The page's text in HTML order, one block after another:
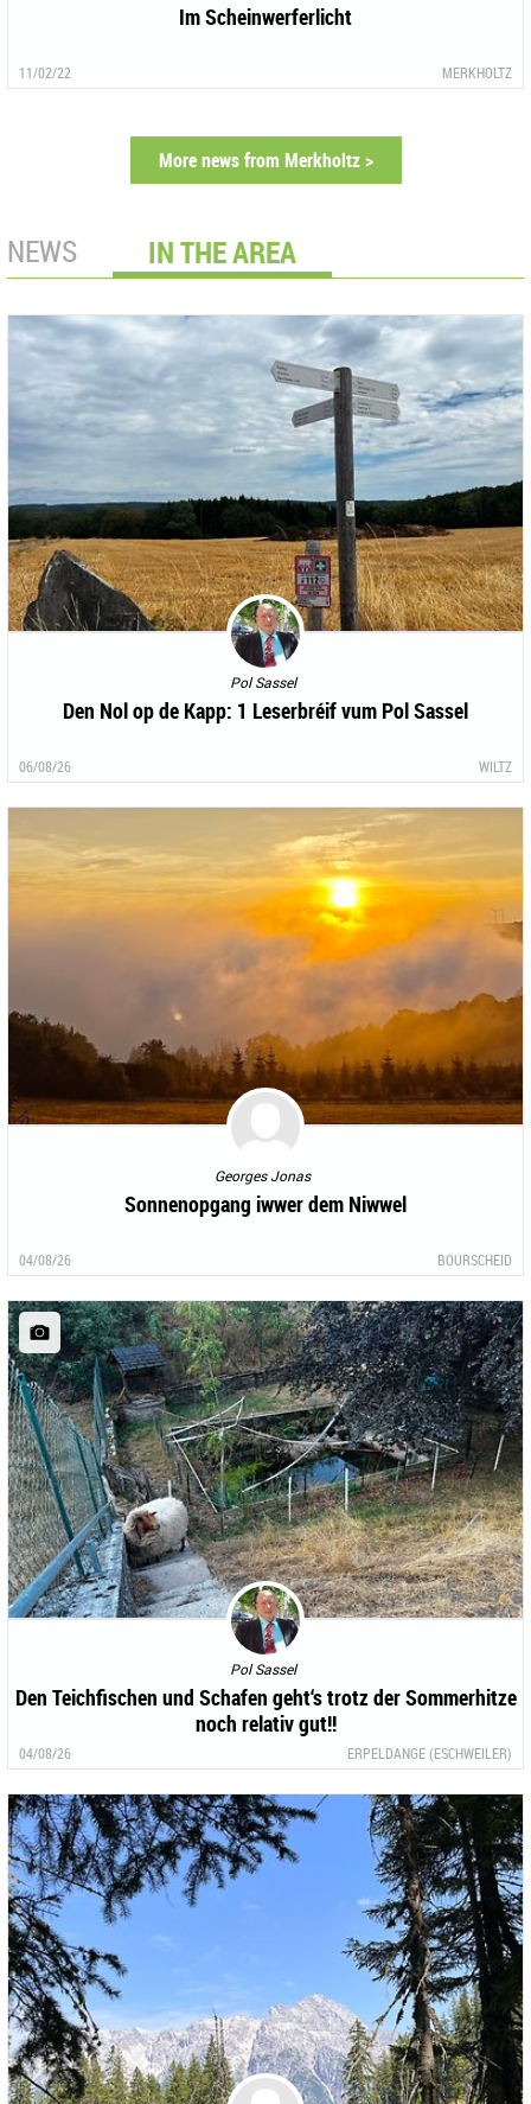
Im Scheinwerferlicht
11/02/22 MERKHOLTZ
More news from Merkholtz >
NEWS IN THE AREA
Pol Sassel
Den Nol op de Kapp: 1 Leserbréif vum Pol Sassel
06/08/26 WILTZ
Georges Jonas
Sonnenopgang iwwer dem Niwwel
04/08/26 BOURSCHEID
Pol Sassel
Den Teichfischen und Schafen geht‘s trotz der Sommerhitze
noch relativ gut!!
04/08/26 ERPELDANGE (ESCHWEILER)